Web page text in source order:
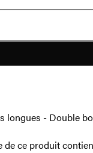
- Double
de ce produit